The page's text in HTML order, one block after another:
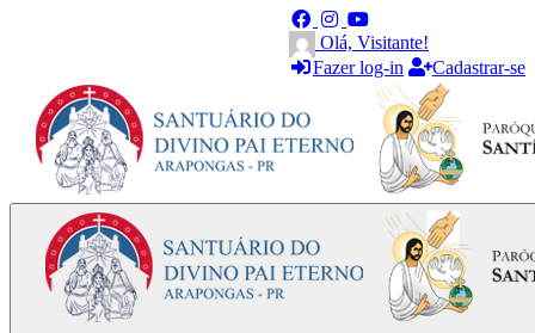
Olá, Visitante!
Fazer log-in
Cadastrar-se